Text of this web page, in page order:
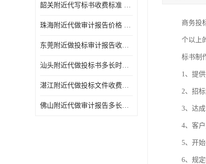
韶关附近代写标书收费标准 满足客户需求
珠海附近代做审计报告价格 投标书怎么做
东莞附近做投标审计报告收费标准 标书废标注意事项
汕头附近代做投标书多长时间做好 标书废标注意事项
湛江附近代做投标文件收费标准 投标书怎么做
佛山附近代做审计报告多长时间做好 标书打印封装
商务投
个以上
标书制
1、提
2、招
3、达
4、客户
5、开
6、规